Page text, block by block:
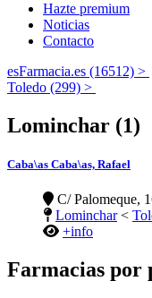
Hazte premium
Noticias
Contacto
esFarmacia.es (16512) >
Toledo (299) >
Lominchar (1)
Caba\as Caba\as, Rafael
C/ Palomeque,
Lominchar<
+info
Farmacias por